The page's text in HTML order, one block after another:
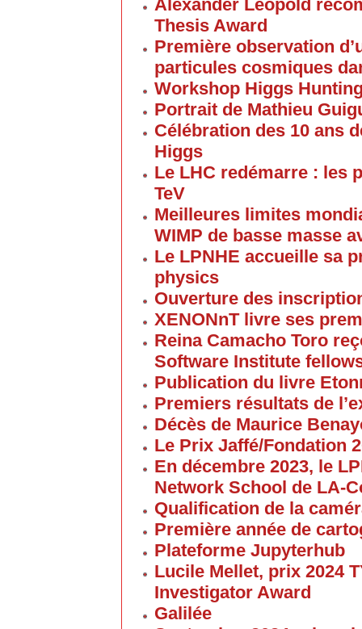
Alexander Leopold
Thesis Award
Première observation
particules cosmiques
Workshop Higgs
Portrait de Mathieu
Célébration des 10 ans
Higgs
Le LHC redémarre : les
TeV
Meilleures limites
WIMP de basse masse
Le LPNHE accueille sa
physics
Ouverture des
XENONnT livre ses
Reina Camacho Toro
Software Institute
Publication du livre
Premiers résultats de
Décès de Maurice
Le Prix Jaffé/Fondation
En décembre 2023, le
Network School de LA-
Qualification de la
Première année de
Plateforme Jupyterhub
Lucile Mellet, prix 2024
Investigator Award
Galilée